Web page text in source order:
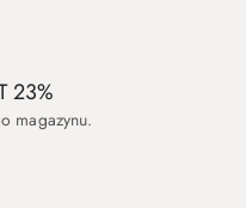
23%
magazynu.